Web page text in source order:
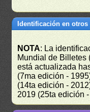
Identificación en otros
NOTA: La
Mundial de Billetes
está actualizada
(7ma edición -
(14ta edición -
2019 (25ta edición